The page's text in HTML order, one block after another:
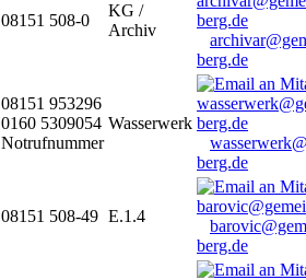
08151 508-0
KG /
Archiv
berg.de
08151 953296
0160 5309054
Notrufnummer
Wasserwerk
berg.de
08151 508-49 E.1.4
berg.de